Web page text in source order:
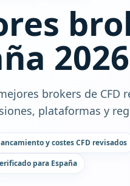
2026
brokers de CFD
plataformas y
y costes CFD revisados
para España